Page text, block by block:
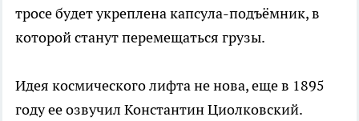
тросе будет укреплена капсула-подъёмник, в
которой станут перемещаться грузы.
Идея космического лифта не нова, еще в 1895
году ее озвучил Константин Циолковский.